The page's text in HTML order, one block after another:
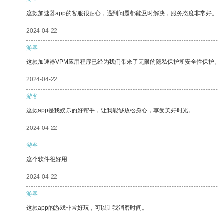
这款加速器app的客服很贴心，遇到问题都能及时解决，服务态度非常好。
2024-04-22
游客
这款加速器VPM应用程序已经为我们带来了无限的隐私保护和安全性保护
2024-04-22
游客
这款app是我娱乐的好帮手，让我能够放松身心，享受美好时光。
2024-04-22
游客
这个软件很好用
2024-04-22
游客
这款app的游戏非常好玩，可以让我消磨时间。